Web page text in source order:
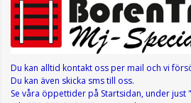
Du kan alltid kontakt oss per mail och vi
Du kan även skicka sms till oss.
Se våra öppettiderpå Startsidan, under just